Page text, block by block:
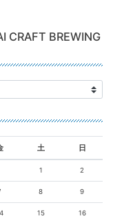
CRAFT BREWING
土 日
1 2
8 9
15 16